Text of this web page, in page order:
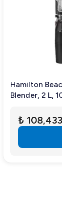
ya da web
Hamilton
Blender, 2 L,
₺